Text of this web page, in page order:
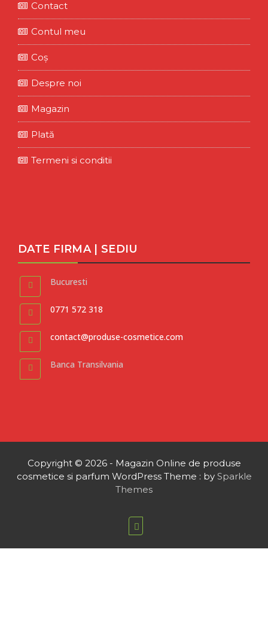
Contact
Contul meu
Coș
Despre noi
Magazin
Plată
Termeni si conditii
DATE FIRMA | SEDIU
Bucuresti
0771 572 318
contact@produse-cosmetice.com
Banca Transilvania
Copyright © 2026 - Magazin Online de produse
cosmetice si parfum WordPress Theme : by Sparkle
Themes